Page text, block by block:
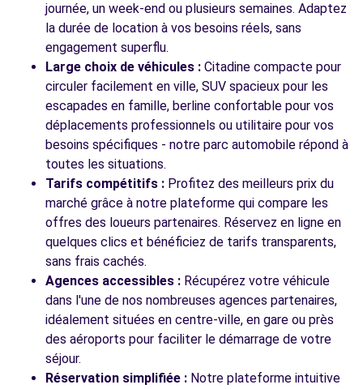
Voir toutes les agences
journée, un week-end ou plusieurs semaines. Adaptez
la durée de location à vos besoins réels, sans
engagement superflu.
Large choix de véhicules : Citadine compacte pour
circuler facilement en ville, SUV spacieux pour les
escapades en famille, berline confortable pour vos
déplacements professionnels ou utilitaire pour vos
besoins spécifiques - notre parc automobile répond à
toutes les situations.
Tarifs compétitifs : Profitez des meilleurs prix du
marché grâce à notre plateforme qui compare les
offres des loueurs partenaires. Réservez en ligne en
quelques clics et bénéficiez de tarifs transparents,
sans frais cachés.
Agences accessibles : Récupérez votre véhicule
dans l'une de nos nombreuses agences partenaires,
idéalement situées en centre-ville, en gare ou près
des aéroports pour faciliter le démarrage de votre
séjour.
Réservation simplifiée : Notre plateforme intuitive